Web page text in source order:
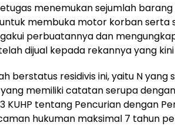
menemukan sejumlah
membuka motor korban serta
perbuatannya dan
dijual kepada rekannya yang
berstatus residivis ini, yaitu N yang
memiliki catatan serupa
KUHP tentang Pencurian dengan
hukuman maksimal 7 tahun